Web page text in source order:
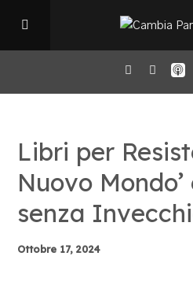
Chi sono
Libri per
Nuovo Mondo’
senza
Ottobre 17, 2024